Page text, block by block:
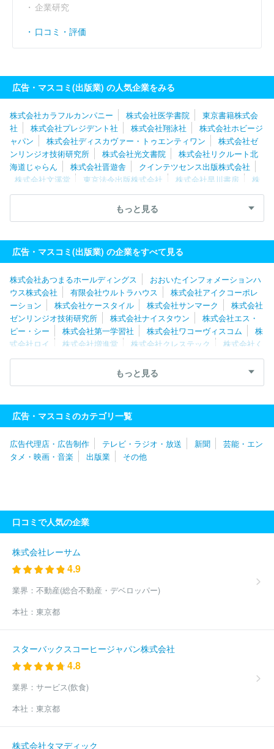
企業研究
口コミ・評価
広告・マスコミ(出版業) の人気企業をみる
株式会社カラフルカンパニー 株式会社医学書院
東京書籍株式会
社
株式会社プレジデント社 株式会社翔泳社
株式会社ホビージ
ャパン
株式会社ディスカヴァー・トゥエンティワン
株式会社ゼ
ンリンジオ技術研究所
株式会社光文書院
株式会社リクルート北
海道じゃらん
株式会社晋遊舎
クインテツセンス出版株式会社
株式会社文溪堂
東京法令出版株式会社 株式会社早川書房
株
式会社増進堂
株式会社エス・ピー・シー
ＭＢＫ Ｗｅｌｌｎｅ
有限会社ウルトラハウス
株式会社アイクコーポレ
ーション
会社じほう
株式会社日本入試センター 株式会社くもん出版
株
式会社扶桑社
株式会社ぎょうせい
もっと見る
広告・マスコミ(出版業) の企業をすべて見る
株式会社あつまるホールディングス
おおいたインフォメーションハ
ウス株式会社
有限会社ウルトラハウス
株式会社アイクコーポレ
ーション
株式会社ケースタイル 株式会社サンマーク
株式会社
ゼンリンジオ技術研究所
株式会社ナイスタウン
株式会社エス・
ピー・シー
株式会社第一学習社 株式会社ワコーヴィスコム
株
式会社ロイ
株式会社増進堂 株式会社クレステック
株式会社く
もん出版
数研出版株式会社 株式会社カラフルカンパニー
東京
株式会社ジェイオフィス
株式会社くふうしず
おか
ぱど
株式会社カレンテックス
株式会社リクルート北海道じゃら
ん
クインテツセンス出版株式会社
ＳＳ
株式会社造形社 株式会社文芸社
明治図書出版株式会社
株式会社ＳＨＩ
株式会社講談社
スティーニ・ジャパン
株式会社緑書房
株式会社プレジデント社
株式会社サイファ
株式会社成山堂書店
株式会社コロナ社 共立出版株式会社
株
式会社マガジンハウス
パン
株式会社ＭＦＳ
株式会社ディスカヴァー・トゥエンティワン
ン株式会社
スターツ出版株式会社 株式会社晋遊舎
ＳＢクリエ
株式会社生活の友社
会社高橋書店
株式会社新潮社 株式会社集英社
株式会社小学
Ｋ Ｗｅｌｌｎｅｓｓ株式会社
株式会社ポプラ社
社
株式会社宣伝会議
社
合同会社コンデナスト・ジャパン
式会社
株式会社ぎょうせい
社山と溪谷社
社ループスプロダクション
株式会社宇宙堂八木書店
株式会社ビ
イサイドプランニング
もっと見る
広告・マスコミのカテゴリ一覧
広告代理店・広告制作 テレビ・ラジオ・放送 新聞
芸能・エン
タメ・映画・音楽
出版業 その他
口コミで人気の企業
株式会社レーサム
4.9
業界： 不動産(総合不動産・デベロッパー)
本社： 東京都
スターバックスコーヒージャパン株式会社
4.8
業界： サービス(飲食)
本社： 東京都
株式会社タマディック